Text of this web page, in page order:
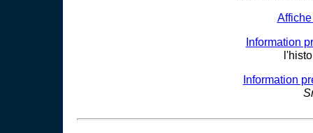
Information
Information